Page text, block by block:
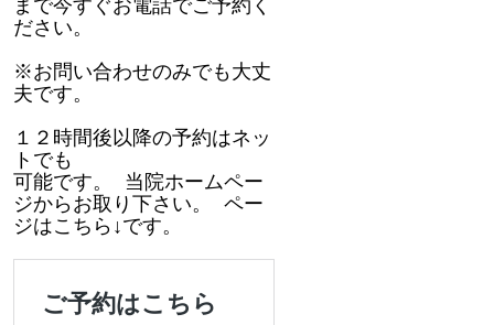
まで今すぐお電話でご予約く
ださい。
※お問い合わせのみでも大丈
夫です。
１２時間後以降の予約はネッ
トでも
可能です。 当院ホームペー
ジからお取り下さい。 ペー
ジはこちら↓です。